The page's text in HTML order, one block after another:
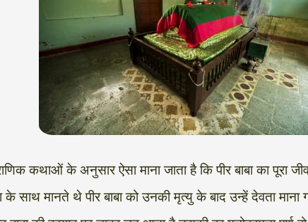
कथाओं के अनुसार ऐसा माना जाता है कि पीर बाबा का
के साथ मानते थे पीर बाबा को उनकी मृत्यु के बाद उन्हें देवता